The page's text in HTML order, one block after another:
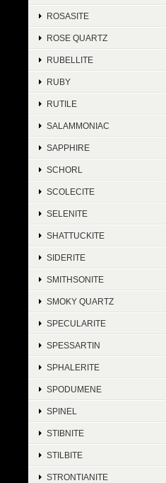
ROSASITE
ROSE QUARTZ
RUBELLITE
RUBY
RUTILE
SALAMMONIAC
SAPPHIRE
SCHORL
SCOLECITE
SELENITE
SHATTUCKITE
SIDERITE
SMITHSONITE
SMOKY QUARTZ
SPECULARITE
SPESSARTIN
SPHALERITE
SPODUMENE
SPINEL
STIBNITE
STILBITE
STRONTIANITE